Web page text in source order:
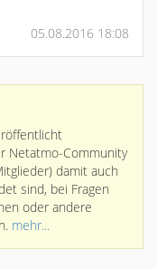
05.08.2016 18:08
Netatmo-Community
damit auch
sind, bei Fragen
oder andere
mehr...